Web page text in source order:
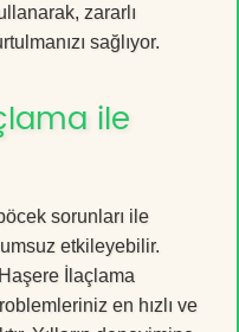
zararlı
sağlıyor.
ile
sorunları ile
etkileyebilir.
İlaçlama
en hızlı ve